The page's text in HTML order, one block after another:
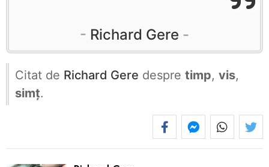
Richard Gere
Citat de Richard Gere despre timp, vis,
simț.